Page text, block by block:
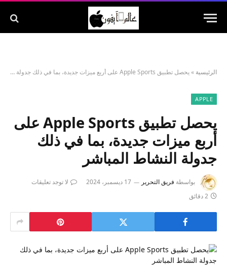
الرئيسية »يحصل تطبيق Apple Sports على أربع ميزات جديدة، بما في ذلك جدولة النشاط المباشر
APPLE
يحصل تطبيق Apple Sports على
أربع ميزات جديدة، بما في ذلك
جدولة النشاط المباشر
بواسطة فريق التحرير 17 ديسمبر، 2024
لا توجد تعليقات
2 دقائق